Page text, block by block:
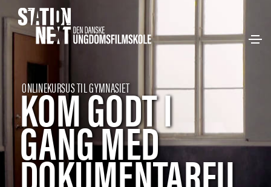
ONLINEKURSUS TIL GYMNASIET
KOM GODT I
GANG MED
DOKUMENTARFIL